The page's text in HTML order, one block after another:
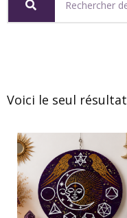
Voici le seul résultat